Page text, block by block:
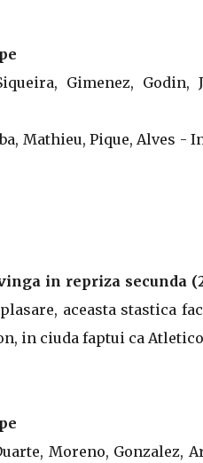
Gimenez,
Mathieu, Pique, Alves -
in repriza secunda
aceasta stastica
in ciuda faptui ca
Moreno, Gonzalez,